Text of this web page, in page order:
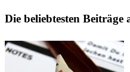
Die beliebtesten